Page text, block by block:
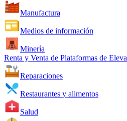
Manufactura
Medios de información
Minería
Renta y Venta de Plataformas de
Reparaciones
Restaurantes y alimentos
Salud